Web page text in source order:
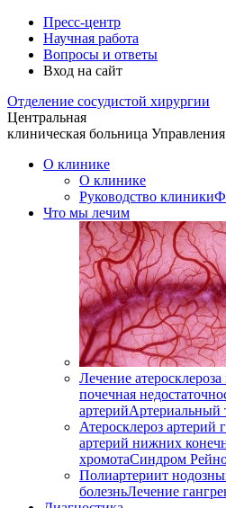
Пресс-центр
Научная работа
Вопросы и ответы
Вход на сайт
Отделение сосудистой хирургии
Центральная
клиническая больница
О клинике
О клинике
Руководство клиники
Что мы лечим
Лечение
почечная
артерийАртериальный
Атеросклероз артерий
артерий нижних
хромотаСиндром
Полиартериит
болезньЛечение